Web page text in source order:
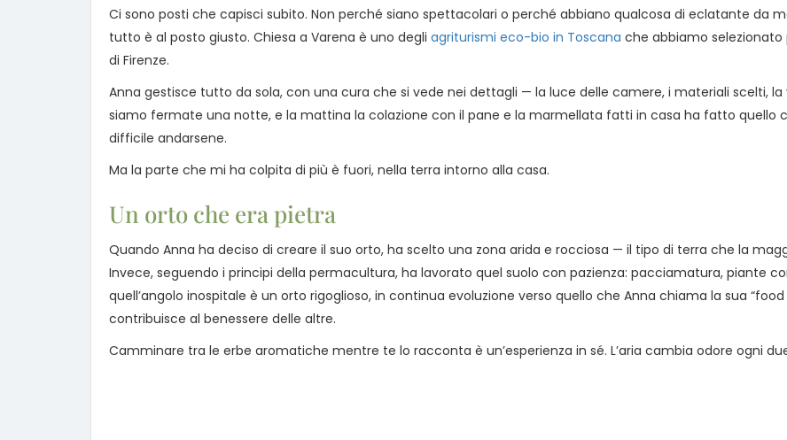
Ci sono posti che capisci subito. Non perché siano spettacolari o perché abbiano qualcosa di eclatante da
tutto è al posto giusto. Chiesa a Varena è uno degli agriturismi eco-bio in Toscana che abbiamo selezionato
di Firenze.
Anna gestisce tutto da sola, con una cura che si vede nei dettagli — la luce delle camere, i materiali scelti,
siamo fermate una notte, e la mattina la colazione con il pane e la marmellata fatti in casa ha fatto quello
difficile andarsene.
Ma la parte che mi ha colpita di più è fuori, nella terra intorno alla casa.
Un orto che era pietra
Quando Anna ha deciso di creare il suo orto, ha scelto una zona arida e rocciosa — il tipo di terra che la
Invece, seguendo i principi della permacultura, ha lavorato quel suolo con pazienza: pacciamatura, piante
quell’angolo inospitale è un orto rigoglioso, in continua evoluzione verso quello che Anna chiama la sua
contribuisce al benessere delle altre.
Camminare tra le erbe aromatiche mentre te lo racconta è un’esperienza in sé. L’aria cambia odore ogni